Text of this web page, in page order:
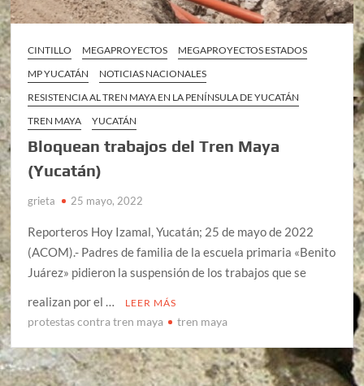
CINTILLO MEGAPROYECTOS
MEGAPROYECTOS ESTADOS
MP YUCATÁN
NOTICIAS NACIONALES
RESISTENCIA AL TREN MAYA EN LA PENÍNSULA DE YUCATÁN
TREN MAYA
YUCATÁN
Bloquean trabajos del Tren Maya
(Yucatán)
grieta 25 mayo, 2022
Reporteros Hoy Izamal, Yucatán; 25 de mayo de 2022
(ACOM).- Padres de familia de la escuela primaria «Benito
Juárez» pidieron la suspensión de los trabajos que se
realizan por el …
LEER MÁS
protestas contra tren maya tren maya